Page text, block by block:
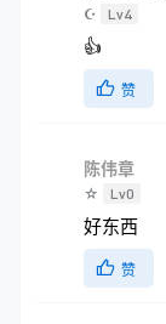
☪ Lv4
👍
赞
陈伟章
☆ Lv0
好东西
赞